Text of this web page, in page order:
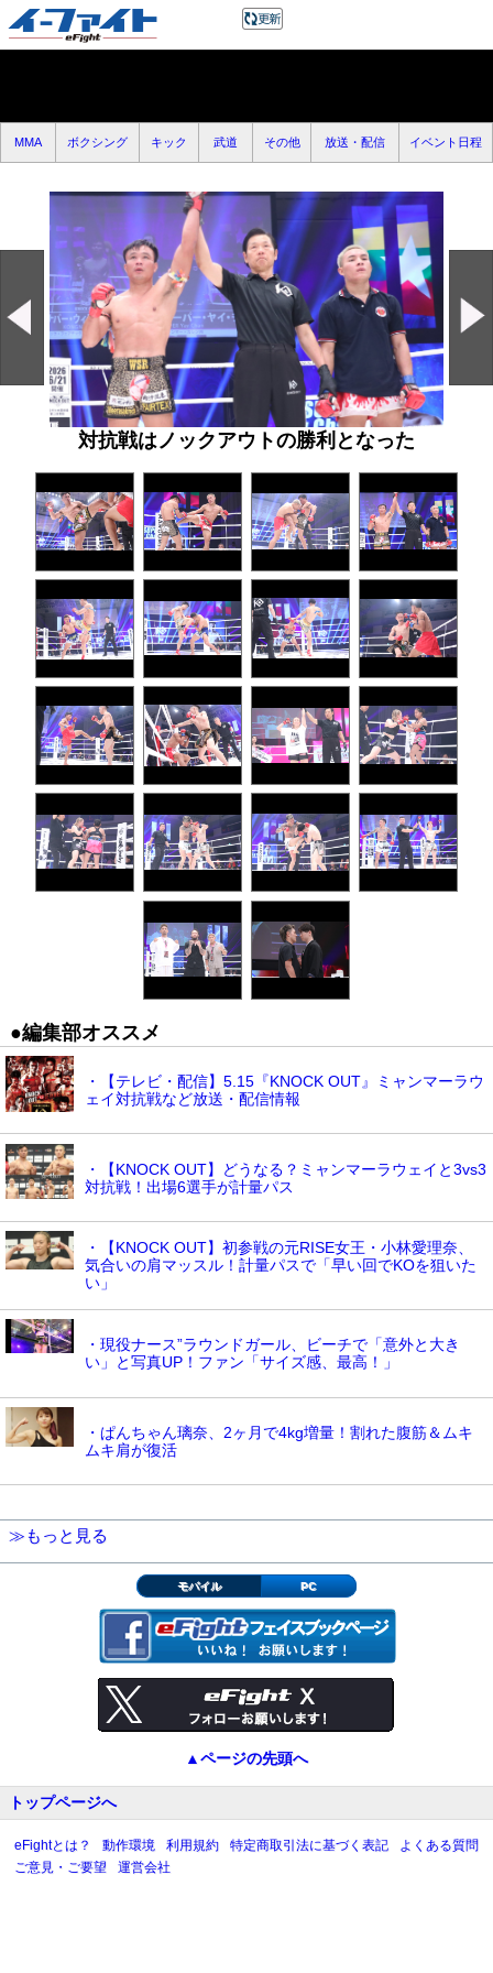
MMA ボクシング キック 武道 その他 放送・配信 イベント日程
対抗戦はノックアウトの勝利となった
●編集部オススメ
・【テレビ・配信】5.15『KNOCK OUT』ミャンマーラウ
ェイ対抗戦など放送・配信情報
・【KNOCK OUT】どうなる？ミャンマーラウェイと3vs3
対抗戦！出場6選手が計量パス
・【KNOCK OUT】初参戦の元RISE女王・小林愛理奈、
気合いの肩マッスル！計量パスで「早い回でKOを狙いた
い」
・現役ナース”ラウンドガール、ビーチで「意外と大き
い」と写真UP！ファン「サイズ感、最高！」
・ぱんちゃん璃奈、2ヶ月で4kg増量！割れた腹筋＆ムキ
ムキ肩が復活
≫もっと見る
モバイル PC
▲ページの先頭へ
トップページへ
eFightとは？ 動作環境 利用規約 特定商取引法に基づく表記
よくある質問
ご意見・ご要望
運営会社